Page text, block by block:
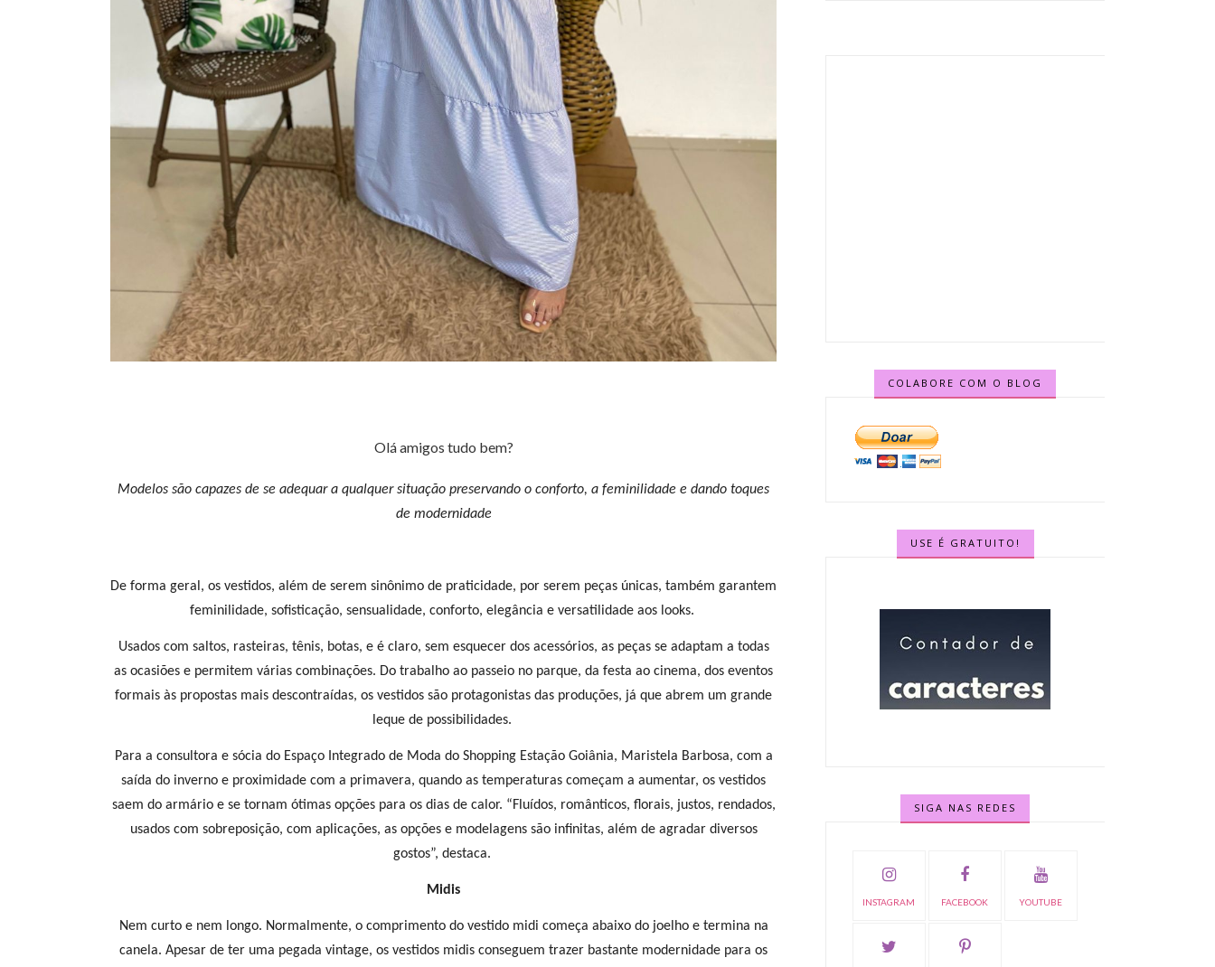
Olá amigos tudo bem?
Modelos são capazes de se adequar a qualquer situação preservando o conforto, a feminilidade e dando toques
de modernidade
De forma geral, os vestidos, além de serem sinônimo de praticidade, por serem peças únicas, também garantem
feminilidade, sofisticação, sensualidade, conforto, elegância e versatilidade aos looks.
Usados com saltos, rasteiras, tênis, botas, e é claro, sem esquecer dos acessórios, as peças se adaptam a todas
as ocasiões e permitem várias combinações. Do trabalho ao passeio no parque, da festa ao cinema, dos eventos
formais às propostas mais descontraídas, os vestidos são protagonistas das produções, já que abrem um grande
leque de possibilidades.
Para a consultora e sócia do Espaço Integrado de Moda do Shopping Estação Goiânia, Maristela Barbosa, com a
saída do inverno e proximidade com a primavera, quando as temperaturas começam a aumentar, os vestidos
saem do armário e se tornam ótimas opções para os dias de calor. “Fluídos, românticos, florais, justos, rendados,
usados com sobreposição, com aplicações, as opções e modelagens são infinitas, além de agradar diversos
gostos”, destaca.
Midis
Nem curto e nem longo. Normalmente, o comprimento do vestido midi começa abaixo do joelho e termina na
canela. Apesar de ter uma pegada vintage, os vestidos midis conseguem trazer bastante modernidade para os
COLABORE COM O BLOG
USE É GRATUITO!
SIGA NAS REDES
INSTAGRAM FACEBOOK YOUTUBE